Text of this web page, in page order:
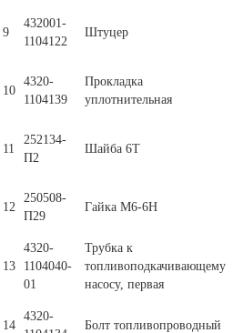
9
432001-
1104122
Штуцер
10
4320-
1104139
Прокладка
уплотнительная
11
252134-
П2
Шайба 6Т
12
250508-
П29
Гайка М6-6Н
13
4320-
1104040-
01
Трубка к
топливоподкачивающему
насосу, первая
14
4320-
Болт топливопроводный